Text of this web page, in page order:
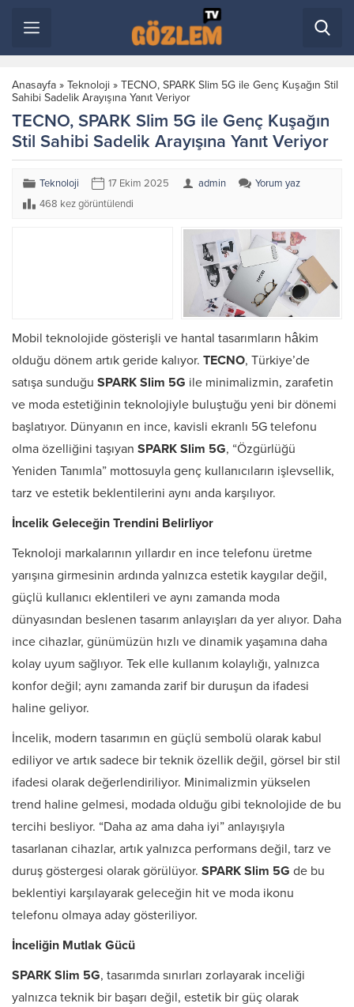
Anasayfa » Teknoloji » TECNO, SPARK Slim 5G ile Genç Kuşağın Stil
Sahibi Sadelik Arayışına Yanıt Veriyor
TECNO, SPARK Slim 5G ile Genç Kuşağın
Stil Sahibi Sadelik Arayışına Yanıt Veriyor
Teknoloji 17 Ekim 2025 admin
Yorum yaz
468 kez görüntülendi
Mobil teknolojide gösterişli ve hantal tasarımların hâkim
olduğu dönem artık geride kalıyor. TECNO, Türkiye’de
satışa sunduğu SPARK Slim 5G ile minimalizmin, zarafetin
ve moda estetiğinin teknolojiyle buluştuğu yeni bir dönemi
başlatıyor. Dünyanın en ince, kavisli ekranlı 5G telefonu
olma özelliğini taşıyan SPARK Slim 5G, “Özgürlüğü
Yeniden Tanımla” mottosuyla genç kullanıcıların işlevsellik,
tarz ve estetik beklentilerini aynı anda karşılıyor.
İncelik Geleceğin Trendini Belirliyor
Teknoloji markalarının yıllardır en ince telefonu üretme
yarışına girmesinin ardında yalnızca estetik kaygılar değil,
güçlü kullanıcı eklentileri ve aynı zamanda moda
dünyasından beslenen tasarım anlayışları da yer alıyor. Daha
ince cihazlar, günümüzün hızlı ve dinamik yaşamına daha
kolay uyum sağlıyor. Tek elle kullanım kolaylığı, yalnızca
konfor değil; aynı zamanda zarif bir duruşun da ifadesi
haline geliyor.
İncelik, modern tasarımın en güçlü sembolü olarak kabul
ediliyor ve artık sadece bir teknik özellik değil, görsel bir stil
ifadesi olarak değerlendiriliyor. Minimalizmin yükselen
trend haline gelmesi, modada olduğu gibi teknolojide de bu
tercihi besliyor. “Daha az ama daha iyi” anlayışıyla
tasarlanan cihazlar, artık yalnızca performans değil, tarz ve
duruş göstergesi olarak görülüyor. SPARK Slim 5G de bu
beklentiyi karşılayarak geleceğin hit ve moda ikonu
telefonu olmaya aday gösteriliyor.
İnceliğin Mutlak Gücü
SPARK Slim 5G, tasarımda sınırları zorlayarak inceliği
yalnızca teknik bir başarı değil, estetik bir güç olarak